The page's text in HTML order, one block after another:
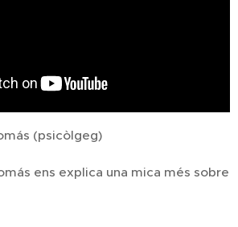
(psicòlgeg)
ens explica una mica més sobre